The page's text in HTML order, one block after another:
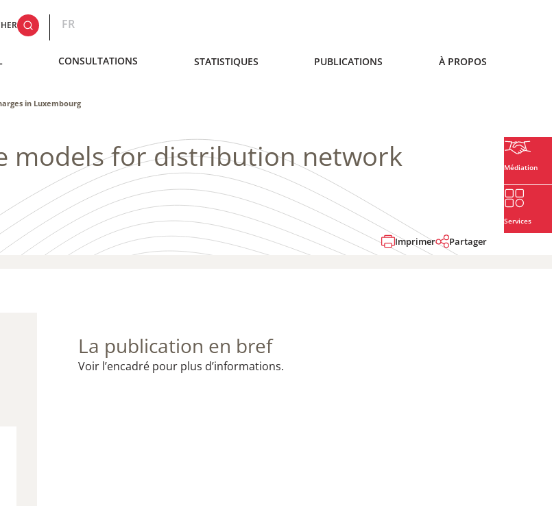
FR
CONSULTATIONS STATISTIQUES PUBLICATIONS À PROPOS
in Luxembourg
Médiation
Services
models for distribution network
Imprimer Partager
La publication en bref
Voir l’encadré pour plus d’informations.